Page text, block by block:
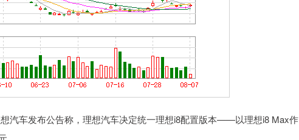
车发布公告称，理想汽车决定统一理想i8配置版本——以理想i8 Max作